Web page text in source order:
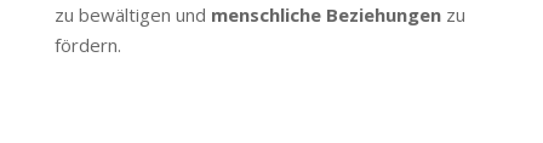
zu bewältigen und menschliche Beziehungenzu
fördern.